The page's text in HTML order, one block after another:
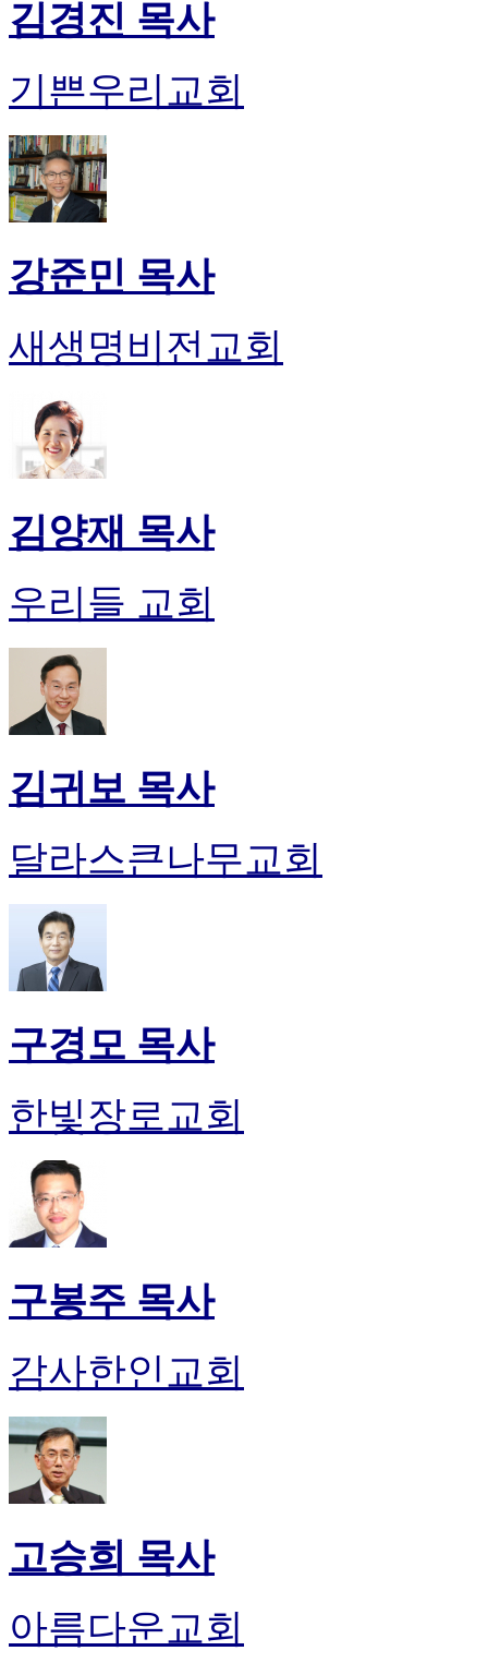
김경진 목사
기쁜우리교회
강준민 목사
새생명비전교회
김양재 목사
우리들 교회
김귀보 목사
달라스큰나무교회
구경모 목사
한빛장로교회
구봉주 목사
감사한인교회
고승희 목사
아름다운교회